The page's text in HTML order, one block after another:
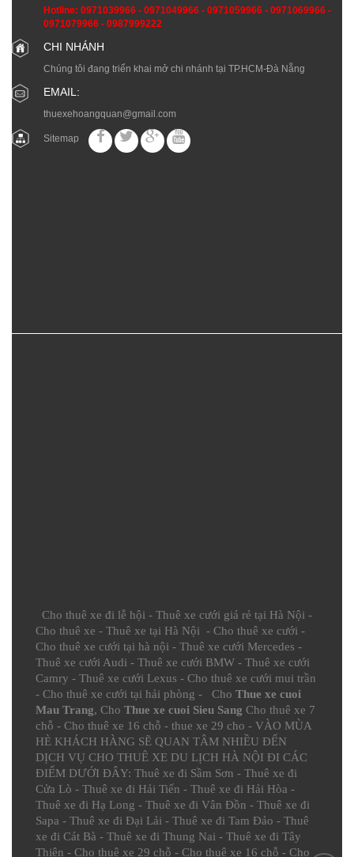
Hotline: 0971039966 - 0971049966 - 0971059966 - 0971069966 -
0971079966 - 0987999222
CHI NHÁNH
Chúng tôi đang triển khai mở chi nhánh tại TP.HCM-Đà Nẵng
EMAIL:
thuexehoangquan@gmail.com
Sitemap
Cho thuê xe đi lễ hội - Thuê xe cưới giá rẻ tại Hà Nội -
Cho thuê xe - Thuê xe tại Hà Nội - Cho thuê xe cưới -
Cho thuê xe cưới tại hà nội - Thuê xe cưới Mercedes -
Thuê xe cưới Audi - Thuê xe cưới BMW - Thuê xe cưới
Camry - Thuê xe cưới Lexus - Cho thuê xe cưới mui trần
- Cho thuê xe cưới tại hải phòng - Cho Thue xe cuoi
Mau Trang, Cho Thue xe cuoi Sieu Sang Cho thuê xe 7
chỗ - Cho thuê xe 16 chỗ - thue xe 29 cho - VÀO MÙA
HÈ KHÁCH HÀNG SẼ QUAN TÂM NHIỀU ĐẾN
DỊCH VỤ CHO THUÊ XE DU LỊCH HÀ NỘI ĐI CÁC
ĐIỂM DƯỚI ĐÂY: Thuê xe đi Sầm Sơn - Thuê xe đi
Cửa Lò - Thuê xe đi Hải Tiến - Thuê xe đi Hải Hòa -
Thuê xe đi Hạ Long - Thuê xe đi Vân Đồn - Thuê xe đi
Sapa - Thuê xe đi Đại Lải - Thuê xe đi Tam Đảo - Thuê
xe đi Cát Bà - Thuê xe đi Thung Nai - Thuê xe đi Tây
Thiên - Cho thuê xe 29 chỗ - Cho thuê xe 16 chỗ - Cho